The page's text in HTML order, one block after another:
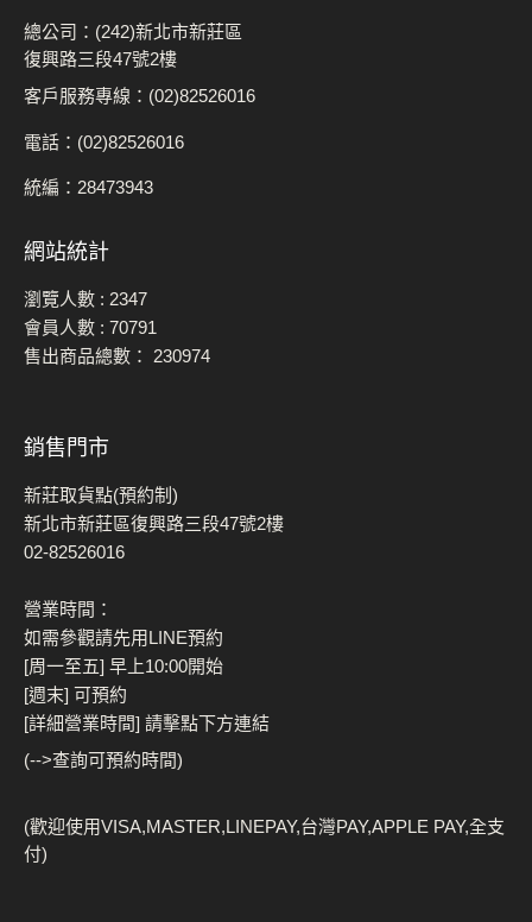
總公司：(242)新北市新莊區
復興路三段47號2樓
客戶服務專線：(02)82526016
電話：(02)82526016
統編：28473943
網站統計
瀏覽人數 : 2347
會員人數 : 70791
售出商品總數： 230974
銷售門市
新莊取貨點(預約制)
新北市新莊區復興路三段47號2樓
02-82526016
營業時間：
如需參觀請先用LINE預約
[周一至五] 早上10:00開始
[週末] 可預約
[詳細營業時間] 請擊點下方連結
(-->查詢可預約時間)
(歡迎使用VISA,MASTER,LINEPAY,台灣PAY,APPLE PAY,全支
付)